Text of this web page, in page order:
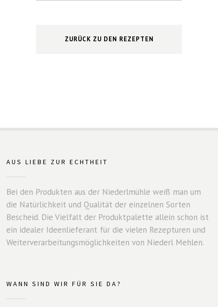
ZURÜCK ZU DEN REZEPTEN
AUS LIEBE ZUR ECHTHEIT
Bei den Produkten aus der Niederlmühle weiß man um
die Natürlichkeit und Qualität der einzelnen Sorten
Bescheid. Die Vielfalt der Produktpalette allein schon ist
ein idealer Ideenlieferant für die vielen Rezepturen und
Weiterverarbeitungsmöglichkeiten von Niederl Mehlen.
WANN SIND WIR FÜR SIE DA?